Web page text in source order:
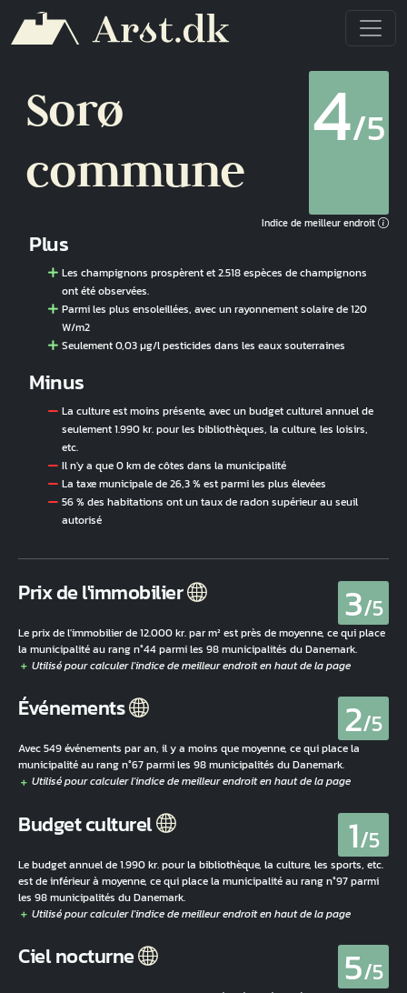
Sorø
commune
4/5
Indice de meilleur endroit
Plus
Les champignons prospèrent et 2.518 espèces de champignons
ont été observées.
Parmi les plus ensoleillées, avec un rayonnement solaire de 120
W/m2
Seulement 0,03 µg/l pesticides dans les eaux souterraines
Minus
La culture est moins présente, avec un budget culturel annuel de
seulement 1.990 kr. pour les bibliothèques, la culture, les loisirs,
etc.
Il n'y a que 0 km de côtes dans la municipalité
La taxe municipale de 26,3 % est parmi les plus élevées
56 % des habitations ont un taux de radon supérieur au seuil
autorisé
Prix de l'immobilier 3/5
Le prix de l'immobilier de 12.000 kr. par m² est près de moyenne, ce qui place
la municipalité au rang n°44 parmi les 98 municipalités du Danemark.
Événements 2/5
Avec 549 événements par an, il y a moins que moyenne, ce qui place la
municipalité au rang n°67 parmi les 98 municipalités du Danemark.
Budget culturel 1/5
Le budget annuel de 1.990 kr. pour la bibliothèque, la culture, les sports, etc.
est de inférieur à moyenne, ce qui place la municipalité au rang n°97 parmi
les 98 municipalités du Danemark.
Ciel nocturne 5/5